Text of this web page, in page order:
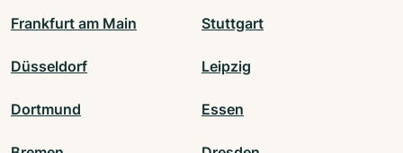
Frankfurt am Main Stuttgart
Düsseldorf Leipzig
Dortmund Essen